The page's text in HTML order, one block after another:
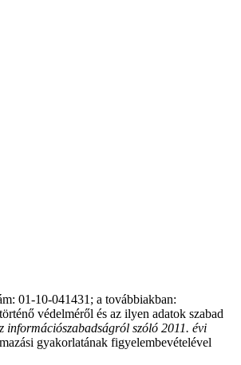
01-10-041431; a továbbiakban:
védelméről és az ilyen adatok szabad
információszabadságról szóló 2011. évi
gyakorlatának figyelembevételével